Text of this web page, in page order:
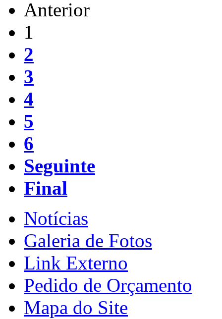
Anterior
1
2
3
4
5
6
Seguinte
Final
Notícias
Galeria de Fotos
Link Externo
Pedido de Orçamento
Mapa do Site